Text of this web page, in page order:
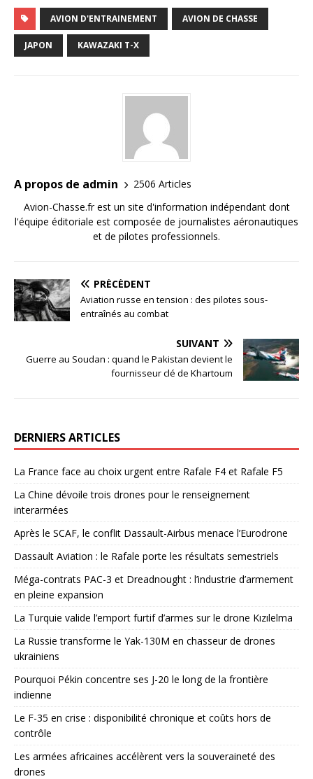
AVION D'ENTRAINEMENT AVION DE CHASSE
JAPON KAWAZAKI T-X
A propos de admin
2506 Articles
Avion-Chasse.fr est un site d'information indépendant dont
l'équipe éditoriale est composée de journalistes aéronautiques
et de pilotes professionnels.
PRÉCÉDENT
Aviation russe en tension : des pilotes sous-
entraînés au combat
SUIVANT
Guerre au Soudan : quand le Pakistan devient le
fournisseur clé de Khartoum
DERNIERS ARTICLES
La France face au choix urgent entre Rafale F4 et Rafale F5
La Chine dévoile trois drones pour le renseignement
interarmées
Après le SCAF, le conflit Dassault-Airbus menace l’Eurodrone
Dassault Aviation : le Rafale porte les résultats semestriels
Méga-contrats PAC-3 et Dreadnought : l’industrie d’armement
en pleine expansion
La Turquie valide l’emport furtif d’armes sur le drone Kızılelma
La Russie transforme le Yak-130M en chasseur de drones
ukrainiens
Pourquoi Pékin concentre ses J-20 le long de la frontière
indienne
Le F-35 en crise : disponibilité chronique et coûts hors de
contrôle
Les armées africaines accélèrent vers la souveraineté des
drones